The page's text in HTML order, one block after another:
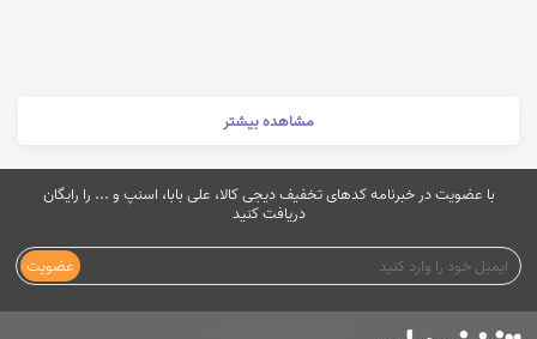
مشاهده بیشتر
با عضویت در خبرنامه کدهای تخفیف دیجی کالا، علی بابا، اسنپ و ... را رایگان
دریافت کنید
عضویت